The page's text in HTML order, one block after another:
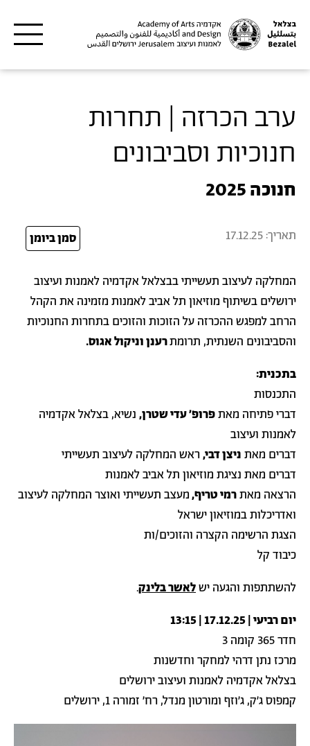
ערב הכרזה | תחרות
חנוכיות וסביבונים
חנוכה 2025
תאריך: 17.12.25 סמן ביומן
המחלקה לעיצוב תעשייתי בבצלאל אקדמיה לאמנות ועיצוב
ירושלים בשיתוף מוזיאון תל אביב לאמנות מזמינה את הקהל
הרחב למפגש ההכרזה על הזוכות והזוכים בתחרות החנוכיות
והסביבונים השנתית, תרומתרענן וניקול אגוס.
בתכנית:
התכנסות
דברי פתיחה מאתפרופ׳ עדי שטרן, נשיא, בצלאל אקדמיה
לאמנות ועיצוב
דברים מאת ניצן דבי,ראש המחלקה לעיצוב תעשייתי
דברים מאת נציגת מוזיאון תל אביב לאמנות
הרצאה מאתרמי טריף,מעצב תעשייתי ואוצר המחלקה לעיצוב
ואדריכלות במוזיאון ישראל
הצגת הרשימה הקצרה והזוכים/ות
כיבוד קל
להשתתפות והגעה ישלאשר בלינק.
יום רביעי | 17.12.25 | 13:15
חדר 365 קומה 3
מרכז נתן דרהי למחקר וחדשנות
בצלאל אקדמיה לאמנות ועיצוב ירושלים
קמפוס ג׳ק, ג׳וזף ומורטון מנדל, רח׳ זמורה 1, ירושלים